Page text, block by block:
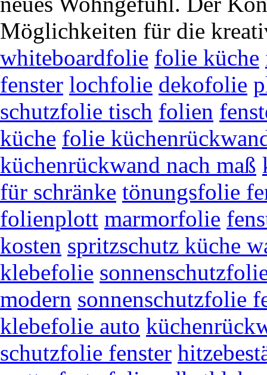
Möglichkeiten für die
whiteboardfolie folie küche
fenster lochfolie dekofolie
schutzfolie tisch folien
küche folie
küchenrückwand nach maß
für schränke tönungsfolie
folienplott marmorfolie
kosten spritzschutz küche
klebefolie
modern sonnenschutzfolie
klebefolie auto
schutzfolie fenster